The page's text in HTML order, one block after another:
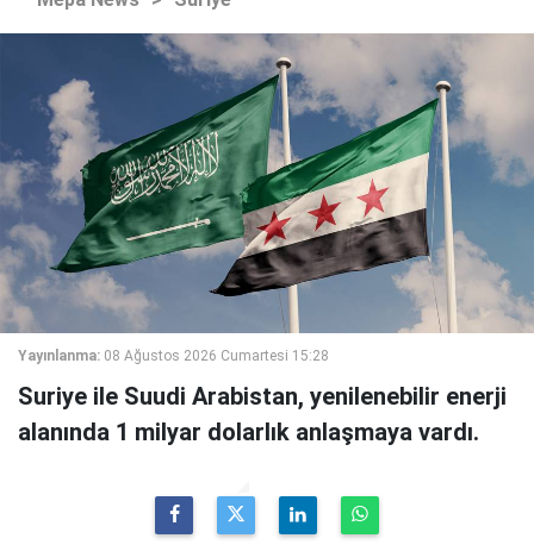
Yayınlanma: 08 Ağustos 2026 Cumartesi 15:28
Suriye ile Suudi Arabistan, yenilenebilir enerji
alanında 1 milyar dolarlık anlaşmaya vardı.